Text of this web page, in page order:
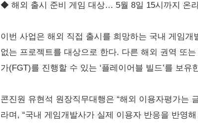
◆ 해외 출시 준비 게임 대상… 5월 8일 15시까지 온
이번 사업은 해외 직접 출시를 희망하는 국내 게임
없는 프로젝트를 대상으로 한다. 다른 해외 권역 또
가(FGT)를 진행할 수 있는 ‘플레이어블 빌드’를 보유
콘진원 유현석 원장직무대행은 “해외 이용자평가는
라며, “국내 게임개발사가 실제 이용자 반응을 반영